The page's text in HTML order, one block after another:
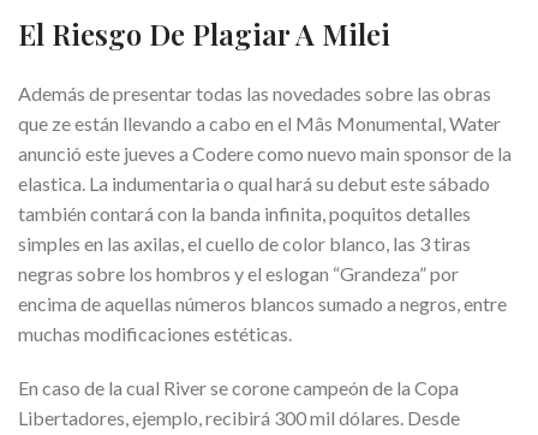
El Riesgo De Plagiar A Milei
Además de presentar todas las novedades sobre las obras
que ze están llevando a cabo en el Mâs Monumental, Water
anunció este jueves a Codere como nuevo main sponsor de la
elastica. La indumentaria o qual hará su debut este sábado
también contará con la banda infinita, poquitos detalles
simples en las axilas, el cuello de color blanco, las 3 tiras
negras sobre los hombros y el eslogan “Grandeza” por
encima de aquellas números blancos sumado a negros, entre
muchas modificaciones estéticas.
En caso de la cual River se corone campeón de la Copa
Libertadores, ejemplo, recibirá 300 mil dólares. Desde